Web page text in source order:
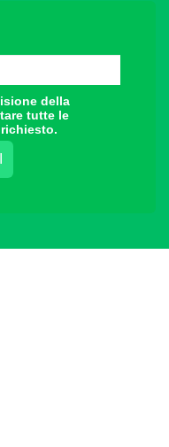
della
tutte le